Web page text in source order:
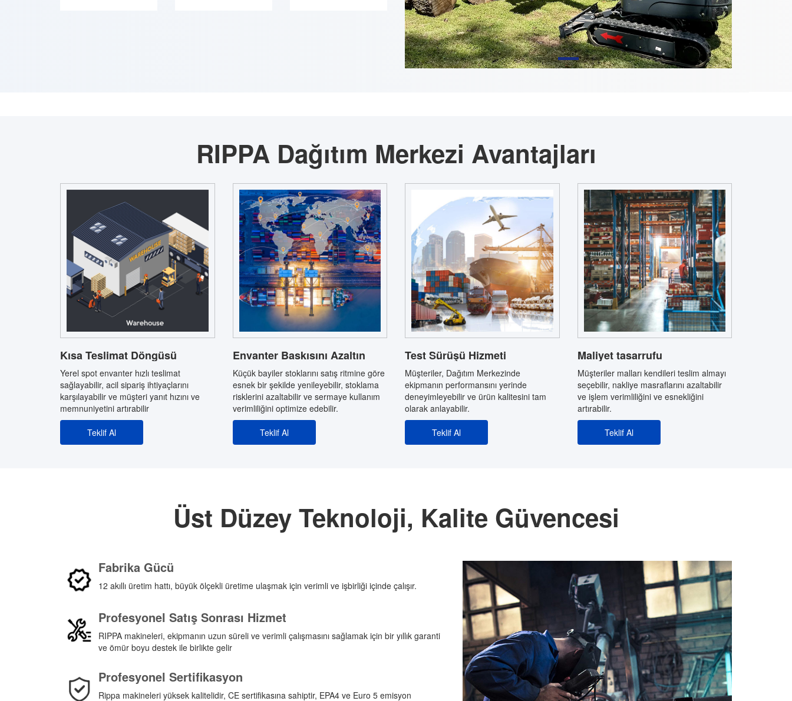
RIPPA Dağıtım Merkezi Avantajları
Kısa Teslimat Döngüsü
Yerel spot envanter hızlı teslimat
sağlayabilir, acil sipariş ihtiyaçlarını
karşılayabilir ve müşteri yanıt hızını ve
memnuniyetini artırabilir
Teklif Al
Envanter Baskısını Azaltın
Küçük bayiler stoklarını satış ritmine göre
esnek bir şekilde yenileyebilir, stoklama
risklerini azaltabilir ve sermaye kullanım
verimliliğini optimize edebilir.
Teklif Al
Test Sürüşü Hizmeti
Müşteriler, Dağıtım Merkezinde
ekipmanın performansını yerinde
deneyimleyebilir ve ürün kalitesini tam
olarak anlayabilir.
Teklif Al
Maliyet tasarrufu
Müşteriler malları kendileri teslim almayı
seçebilir, nakliye masraflarını azaltabilir
ve işlem verimliliğini ve esnekliğini
artırabilir.
Teklif Al
Üst Düzey Teknoloji, Kalite Güvencesi
Fabrika Gücü
12 akıllı üretim hattı, büyük ölçekli üretime ulaşmak için verimli ve işbirliği içinde çalışır.
Profesyonel Satış Sonrası Hizmet
RIPPA makineleri, ekipmanın uzun süreli ve verimli çalışmasını sağlamak için bir yıllık garanti
ve ömür boyu destek ile birlikte gelir
Profesyonel Sertifikasyon
Rippa makineleri yüksek kalitelidir, CE sertifikasına sahiptir, EPA4 ve Euro 5 emisyon